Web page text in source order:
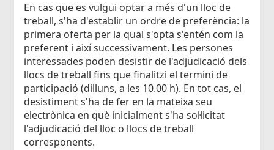
En cas que es vulgui optar a més d'un lloc de
treball, s'ha d'establir un ordre de preferència: la
primera oferta per la qual s'opta s'entén com la
preferent i així successivament. Les persones
interessades poden desistir de l'adjudicació dels
llocs de treball fins que finalitzi el termini de
participació (dilluns, a les 10.00 h). En tot cas, el
desistiment s'ha de fer en la mateixa seu
electrònica en què inicialment s'ha sol·licitat
l'adjudicació del lloc o llocs de treball
corresponents.